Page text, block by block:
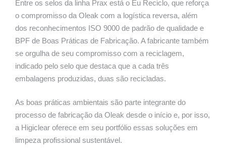
Entre os selos da linha Prax está o Eu Reciclo, que reforça
o compromisso da Oleak com a logística reversa, além
dos reconhecimentos ISO 9000 de padrão de qualidade e
BPF de Boas Práticas de Fabricação. A fabricante também
se orgulha de seu compromisso com a reciclagem,
indicado pelo selo que destaca que a cada três
embalagens produzidas, duas são recicladas.
As boas práticas ambientais são parte integrante do
processo de fabricação da Oleak desde o início e, por isso,
a Higiclear oferece em seu portfólio essas soluções em
limpeza profissional sustentável.